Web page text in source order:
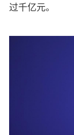
过千亿元。